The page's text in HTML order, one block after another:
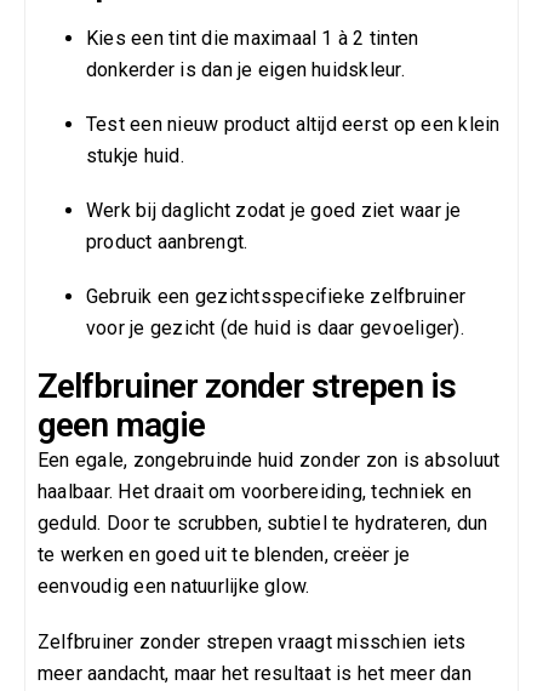
Kies een tint die maximaal 1 à 2 tinten
donkerder is dan je eigen huidskleur.
Test een nieuw product altijd eerst op een klein
stukje huid.
Werk bij daglicht zodat je goed ziet waar je
product aanbrengt.
Gebruik een gezichtsspecifieke zelfbruiner
voor je gezicht (de huid is daar gevoeliger).
Zelfbruiner zonder strepen is
geen magie
Een egale, zongebruinde huid zonder zon is absoluut
haalbaar. Het draait om voorbereiding, techniek en
geduld. Door te scrubben, subtiel te hydrateren, dun
te werken en goed uit te blenden, creëer je
eenvoudig een natuurlijke glow.
Zelfbruiner zonder strepen vraagt misschien iets
meer aandacht, maar het resultaat is het meer dan